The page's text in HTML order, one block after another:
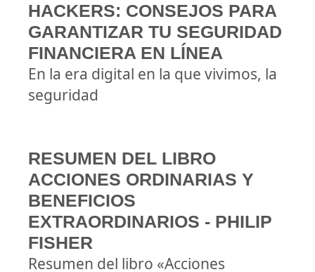
HACKERS: CONSEJOS PARA
GARANTIZAR TU SEGURIDAD
FINANCIERA EN LÍNEA
En la era digital en la que vivimos, la
seguridad
RESUMEN DEL LIBRO
ACCIONES ORDINARIAS Y
BENEFICIOS
EXTRAORDINARIOS - PHILIP
FISHER
Resumen del libro «Acciones